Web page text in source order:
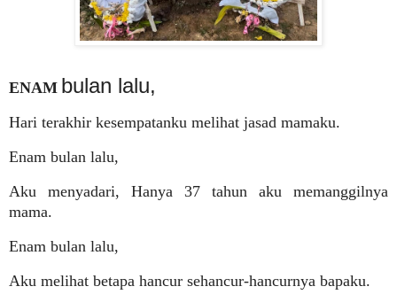
ENAM bulan lalu,
Hari terakhir kesempatanku melihat jasad mamaku.
Enam bulan lalu,
Aku menyadari, Hanya 37 tahun aku memanggilnya
mama.
Enam bulan lalu,
Aku melihat betapa hancur sehancur-hancurnya bapaku.